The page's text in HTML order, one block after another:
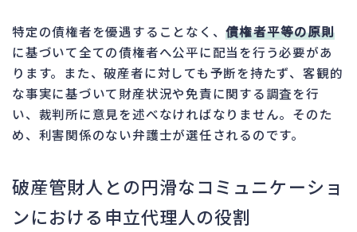
特定の債権者を優遇することなく、債権者平等の原則
に基づいて全ての債権者へ公平に配当を行う必要があ
ります。また、破産者に対しても予断を持たず、客観的
な事実に基づいて財産状況や免責に関する調査を行
い、裁判所に意見を述べなければなりません。そのた
め、利害関係のない弁護士が選任されるのです。
破産管財人との円滑なコミュニケーショ
ンにおける申立代理人の役割